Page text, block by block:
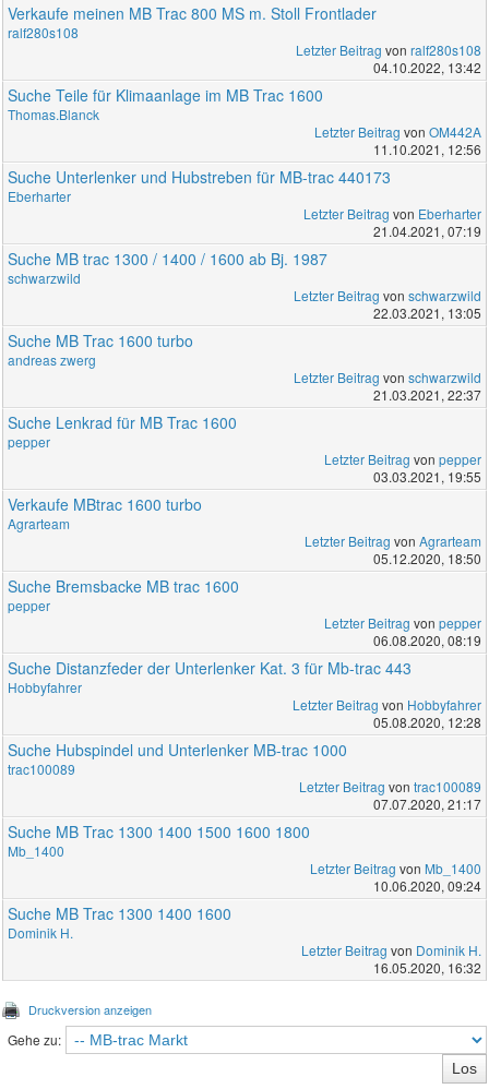
Verkaufe meinen MB Trac 800 MS m. Stoll Frontlader
ralf280s108
Letzter Beitrag von ralf280s108
04.10.2022, 13:42
Suche Teile für Klimaanlage im MB Trac 1600
Thomas.Blanck
Letzter Beitrag von OM442A
11.10.2021, 12:56
Suche Unterlenker und Hubstreben für MB-trac 440173
Eberharter
Letzter Beitrag von Eberharter
21.04.2021, 07:19
Suche MB trac 1300 / 1400 / 1600 ab Bj. 1987
schwarzwild
Letzter Beitrag von schwarzwild
22.03.2021, 13:05
Suche MB Trac 1600 turbo
andreas zwerg
Letzter Beitrag von schwarzwild
21.03.2021, 22:37
Suche Lenkrad für MB Trac 1600
pepper
Letzter Beitrag von pepper
03.03.2021, 19:55
Verkaufe MBtrac 1600 turbo
Agrarteam
Letzter Beitrag von Agrarteam
05.12.2020, 18:50
Suche Bremsbacke MB trac 1600
pepper
Letzter Beitrag von pepper
06.08.2020, 08:19
Suche Distanzfeder der Unterlenker Kat. 3 für Mb-trac 443
Hobbyfahrer
Letzter Beitrag von Hobbyfahrer
05.08.2020, 12:28
Suche Hubspindel und Unterlenker MB-trac 1000
trac100089
Letzter Beitrag von trac100089
07.07.2020, 21:17
Suche MB Trac 1300 1400 1500 1600 1800
Mb_1400
Letzter Beitrag von Mb_1400
10.06.2020, 09:24
Suche MB Trac 1300 1400 1600
Dominik H.
Letzter Beitrag von Dominik H.
16.05.2020, 16:32
Druckversion anzeigen
Gehe zu: